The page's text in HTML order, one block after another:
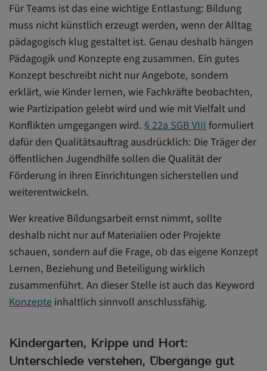
Für Teams ist das eine wichtige Entlastung: Bildung
muss nicht künstlich erzeugt werden, wenn der Alltag
pädagogisch klug gestaltet ist. Genau deshalb hängen
Pädagogik und Konzepte eng zusammen. Ein gutes
Konzept beschreibt nicht nur Angebote, sondern
erklärt, wie Kinder lernen, wie Fachkräfte beobachten,
wie Partizipation gelebt wird und wie mit Vielfalt und
Konflikten umgegangen wird. § 22a SGB VIIIformuliert
dafür den Qualitätsauftrag ausdrücklich: Die Träger der
öffentlichen Jugendhilfe sollen die Qualität der
Förderung in ihren Einrichtungen sicherstellen und
weiterentwickeln.
Wer kreative Bildungsarbeit ernst nimmt, sollte
deshalb nicht nur auf Materialien oder Projekte
schauen, sondern auf die Frage, ob das eigene Konzept
Lernen, Beziehung und Beteiligung wirklich
zusammenführt. An dieser Stelle ist auch das Keyword
Konzepteinhaltlich sinnvoll anschlussfähig.
Kindergarten, Krippe und Hort:
Unterschiede verstehen, Übergänge gut